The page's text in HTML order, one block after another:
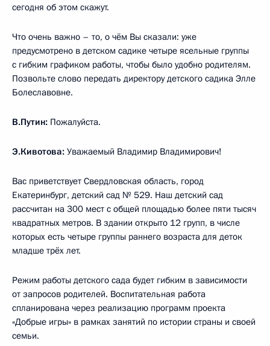
сегодня об этом скажут.
Что очень важно – то, о чём Вы сказали: уже
предусмотрено в детском садике четыре ясельные группы
с гибким графиком работы, чтобы было удобно родителям.
Позвольте слово передать директору детского садика Элле
Болеславовне.
В.Путин: Пожалуйста.
Э.Кивотова: Уважаемый Владимир Владимирович!
Вас приветствует Свердловская область, город
Екатеринбург, детский сад № 529. Наш детский сад
рассчитан на 300 мест с общей площадью более пяти тысяч
квадратных метров. В здании открыто 12 групп, в числе
которых есть четыре группы раннего возраста для деток
младше трёх лет.
Режим работы детского сада будет гибким в зависимости
от запросов родителей. Воспитательная работа
спланирована через реализацию программ проекта
«Добрые игры» в рамках занятий по истории страны и своей
семьи.